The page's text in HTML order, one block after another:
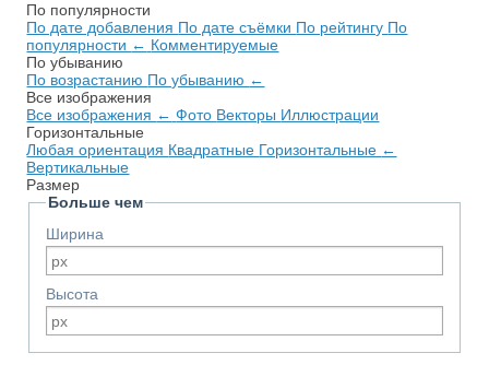
По популярности
По дате добавления По дате съёмки По рейтингу По
популярности ← Комментируемые
По убыванию
По возрастанию По убыванию ←
Все изображения
Все изображения ← Фото Векторы Иллюстрации
Горизонтальные
Любая ориентация Квадратные Горизонтальные ←
Вертикальные
Размер
Больше чем
Ширина
Высота